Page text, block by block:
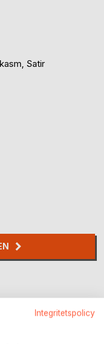
Satir
Integritetspolicy